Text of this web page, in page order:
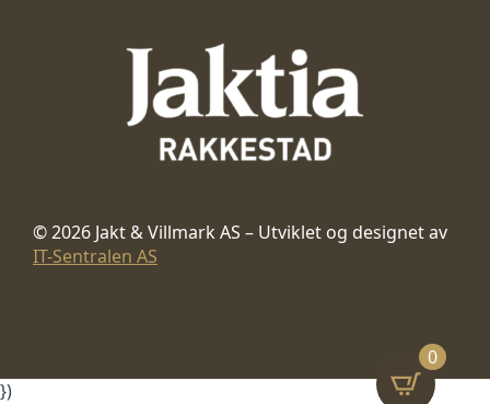
0
© 2026 Jakt & Villmark AS – Utviklet og designet av
IT-Sentralen AS
})